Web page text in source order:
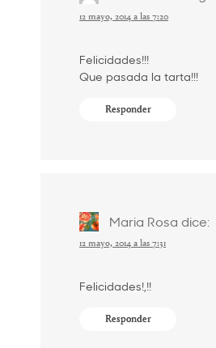
12 mayo, 2014 a las 7:20
Felicidades!!!
Que pasada la tarta!!!
Responder
Maria Rosa dice:
12 mayo, 2014 a las 7:31
Felicidades!,!!
Responder